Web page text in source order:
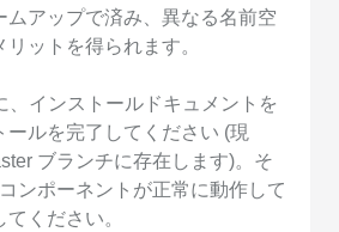
ムアップで済み、異なる名前空
ットを得られます。
、インストールドキュメントを
ールを完了してください (現
ブランチに存在します)。そ
ンポーネントが正常に動作して
ください。